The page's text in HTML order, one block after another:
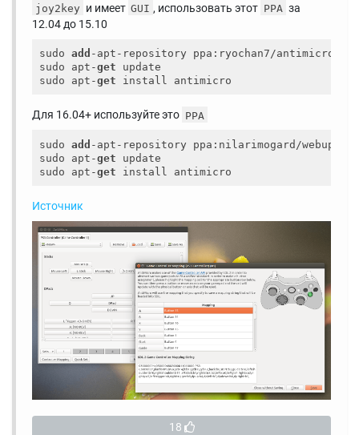
joy2key и имеет GUI , использовать этот PPA за
12.04 до 15.10
sudo add -apt-repository ppa:ryochan7/antimicro
sudo apt-get update
sudo apt-get
Для 16.04+ используйте это PPA
sudo add -apt-repository ppa:nilarimogard/webupd8
sudo apt-get update
sudo apt-get
Источник
18